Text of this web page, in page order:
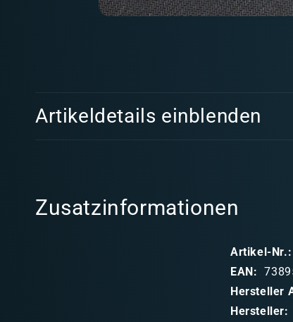
i
a
Artikeldetails einblenden
Zusatzinformationen
Artikel-Nr.:
EAN:
Hersteller
Hersteller: